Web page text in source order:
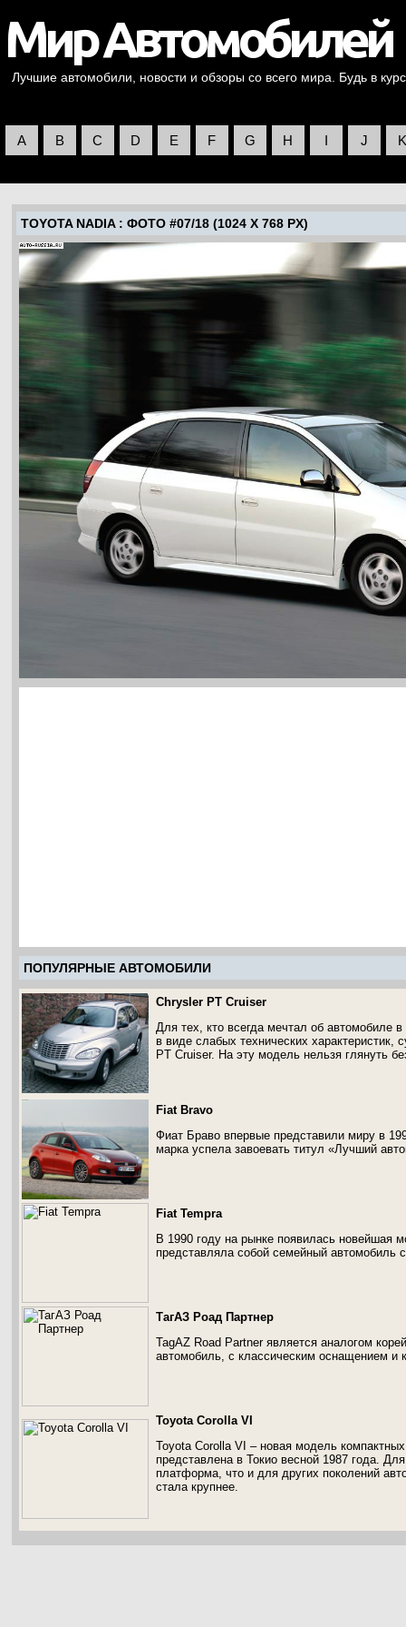
Лучшие автомобили, новости и обзоры со всего мира. Будь в
A B C D E F G H I J K
TOYOTA NADIA: ФОТО #07/18 (1024 X 768 PX)
ПОПУЛЯРНЫЕ АВТОМОБИЛИ
Chrysler PT Cruiser
Для тех, кто всегда мечтал об автомобиле
в виде слабых технических
PT Cruiser. На эту модель нельзя глянуть
Fiat Bravo
Фиат Браво впервые представили миру в
марка успела завоевать титул «Лучший
Fiat Tempra
В 1990 году на рынке появилась новейшая
представляла собой семейный автомобиль
ТагАЗ Роад Партнер
TagAZ Road Partner является аналогом
автомобиль, с классическим оснащением и
Toyota Corolla VI
Toyota Corolla VI – новая модель
представлена в Токио весной 1987 года.
платформа, что и для других поколений
стала крупнее.